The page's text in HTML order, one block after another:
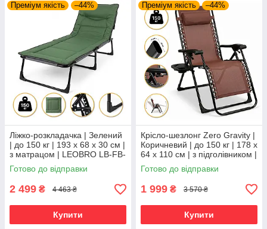
Преміум якість –44%
Ліжко-розкладачка | Зелений
| до 150 кг | 193 х 68 х 30 см |
з матрацом | LEOBRO LB-FB-
S1-GRN | для дому, дачі та
кемпінгу
Готово до відправки
2 499 ₴ 4 463 ₴
Купити
Преміум якість –44%
Крісло-шезлонг Zero Gravity |
Коричневий | до 150 кг | 178 х
64 х 110 см | з підголівником |
LEOBRO LB-ZGC-G2-BRN |
для дому, дачі
Готово до відправки
1 999 ₴ 3 570 ₴
Купити